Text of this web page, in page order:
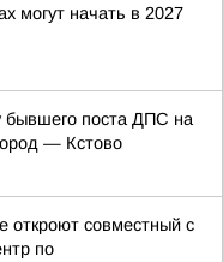
могут начать в 2027
бывшего поста ДПС на
— Кстово
откроют совместный с
по